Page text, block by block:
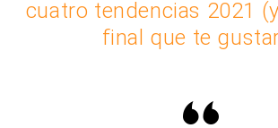
cuatro tendencias 2021
final que te